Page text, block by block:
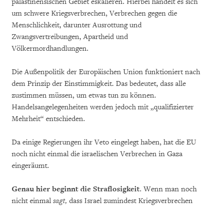
um schwere Kriegsverbrechen, Verbrechen gegen die
Menschlichkeit, darunter Ausrottung und
Zwangsvertreibungen, Apartheid und
Völkermordhandlungen.
Die Außenpolitik der Europäischen Union funktioniert nach
dem Prinzip der Einstimmigkeit. Das bedeutet, dass alle
zustimmen müssen, um etwas tun zu können.
Handelsangelegenheiten werden jedoch mit „qualifizierter
Mehrheit“ entschieden.
Da einige Regierungen ihr Veto eingelegt haben, hat die EU
noch nicht einmal die israelischen Verbrechen in Gaza
eingeräumt.
Genau hier beginnt die Straflosigkeit. Wenn man noch
nicht einmal sagt, dass Israel zumindest Kriegsverbrechen